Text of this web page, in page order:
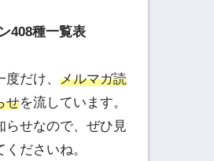
408種一覧表
だけ、 メルマガ読
せを流しています。
らせなので、ぜひ見
ださいね。